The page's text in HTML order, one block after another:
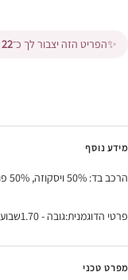
✨הפריט הזה יצבור לך כ־22
מידע נוסף
הרכב בד: 50% ויסקוזה, 50% פוליאסטר.
פרטי הדוגמנית:גובה - 1.70שבוע הריון - 32מידה - OS
מפרט טכני